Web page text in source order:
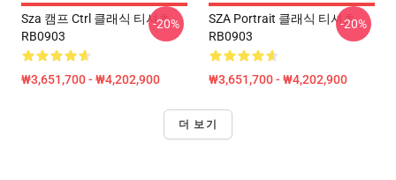
Sza 캠프 Ctrl 클래식 티셔츠
RB0903
₩3,651,700 - ₩4,202,900
-20%
SZA Portrait 클래식 티셔츠
RB0903
₩3,651,700 - ₩4,202,900
-20%
더 보기